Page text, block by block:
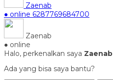
Zaenab
● online 6287769684700
Zaenab
● online
Halo, perkenalkan saya Zaenab
Ada yang bisa saya bantu?